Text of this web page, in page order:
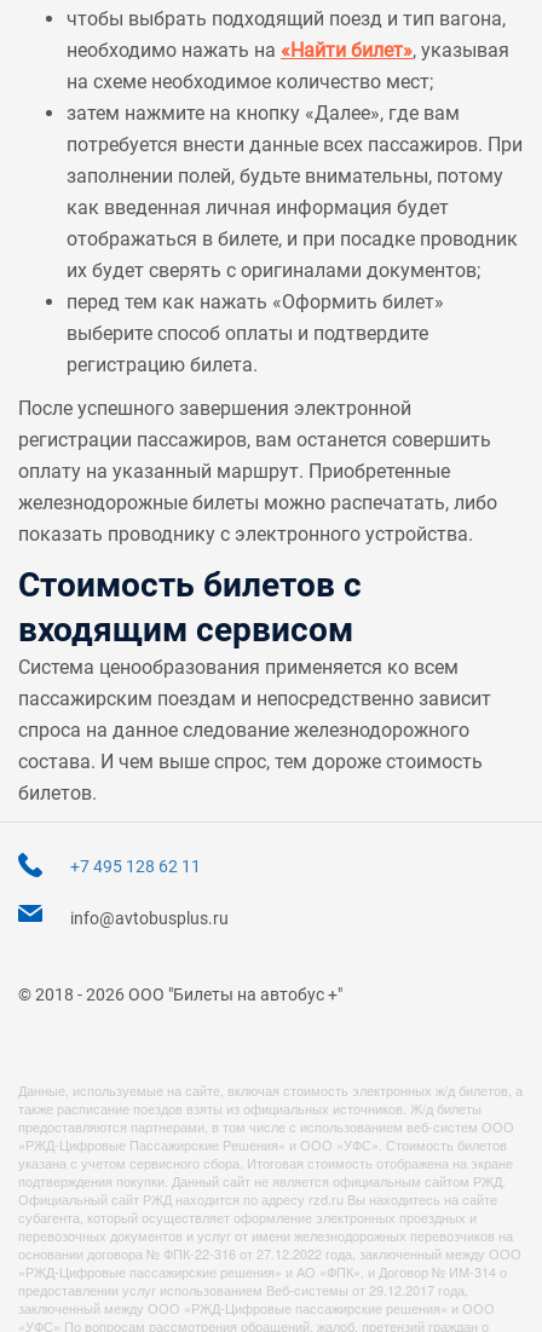
чтобы выбрать подходящий поезд и тип вагона,
необходимо нажать на «Найти билет», указывая
на схеме необходимое количество мест;
затем нажмите на кнопку «Далее», где вам
потребуется внести данные всех пассажиров. При
заполнении полей, будьте внимательны, потому
как введенная личная информация будет
отображаться в билете, и при посадке проводник
их будет сверять с оригиналами документов;
перед тем как нажать «Оформить билет»
выберите способ оплаты и подтвердите
регистрацию билета.
После успешного завершения электронной
регистрации пассажиров, вам останется совершить
оплату на указанный маршрут. Приобретенные
железнодорожные билеты можно распечатать, либо
показать проводнику с электронного устройства.
Стоимость билетов с
входящим сервисом
Система ценообразования применяется ко всем
пассажирским поездам и непосредственно зависит
спроса на данное следование железнодорожного
состава. И чем выше спрос, тем дороже стоимость
билетов.
+7 495 128 62 11
info@avtobusplus.ru
© 2018 - 2026 ООО "Билеты на автобус +"
Данные, используемые на сайте, включая стоимость электронных ж/д билетов, а
также расписание поездов взяты из официальных источников. Ж/д билеты
предоставляются партнерами, в том числе с использованием веб-систем ООО
«РЖД-Цифровые Пассажирские Решения» и ООО «УФС». Стоимость билетов
указана с учетом сервисного сбора. Итоговая стоимость отображена на экране
подтверждения покупки. Данный сайт не является официальным сайтом РЖД.
Официальный сайт РЖД находится по адресу rzd.ru Вы находитесь на сайте
субагента, который осуществляет оформление электронных проездных и
перевозочных документов и услуг от имени железнодорожных перевозчиков на
основании договора № ФПК-22-316 от 27.12.2022 года, заключенный между ООО
«РЖД-Цифровые пассажирские решения» и АО «ФПК», и Договор № ИМ-314 о
предоставлении услуг использованием Веб-системы от 29.12.2017 года,
заключенный между ООО «РЖД-Цифровые пассажирские решения» и ООО
«УФС» По вопросам рассмотрения обращений, жалоб, претензий граждан о